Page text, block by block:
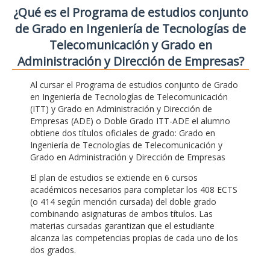
¿Qué es el Programa de estudios conjunto
de Grado en Ingeniería de Tecnologías de
Telecomunicación y Grado en
Administración y Dirección de Empresas?
Al cursar el Programa de estudios conjunto de Grado
en Ingeniería de Tecnologías de Telecomunicación
(ITT) y Grado en Administración y Dirección de
Empresas (ADE) o Doble Grado ITT-ADE el alumno
obtiene dos títulos oficiales de grado: Grado en
Ingeniería de Tecnologías de Telecomunicación y
Grado en Administración y Dirección de Empresas
El plan de estudios se extiende en 6 cursos
académicos necesarios para completar los 408 ECTS
(o 414 según mención cursada) del doble grado
combinando asignaturas de ambos títulos. Las
materias cursadas garantizan que el estudiante
alcanza las competencias propias de cada uno de los
dos grados.